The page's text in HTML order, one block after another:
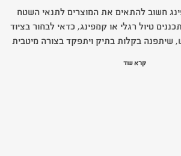
חשוב להתאים את המוצרים לתנאי השטח
טיול רגלי או קמפינג, כדאי לבחור בציוד
שיתפנה בקלות בתיק ויתפקד בצורה מיטבית
הליכה יכולים לסייע בשמירה על יציבות
קרא עוד